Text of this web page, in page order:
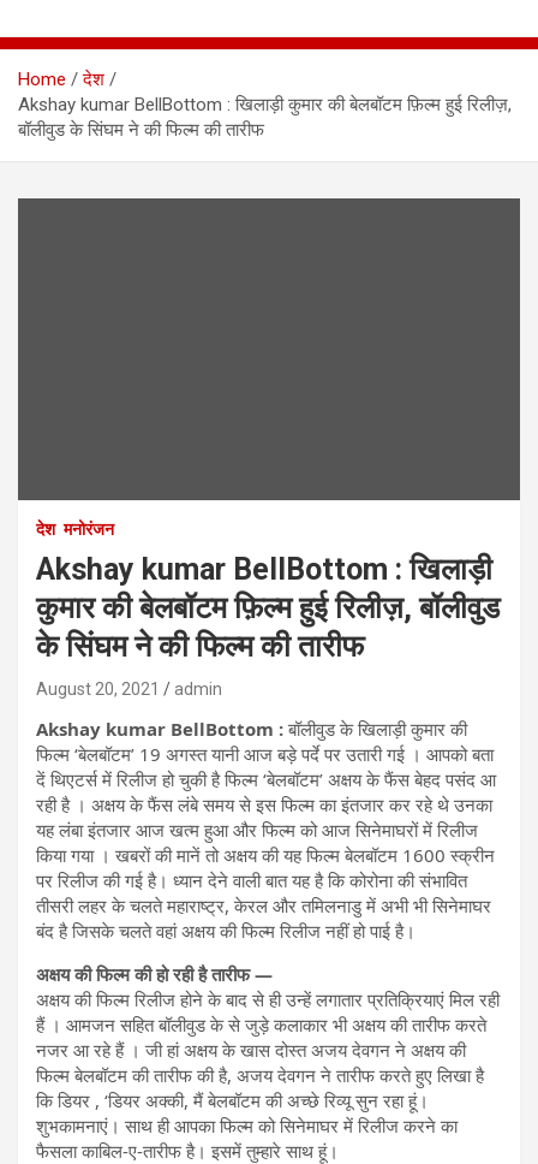
Home
देश
Akshay kumar BellBottom : खिलाड़ी कुमार की बेलबॉटम फ़िल्म हुई रिलीज़,
बॉलीवुड के सिंघम ने की फिल्म की तारीफ
देश मनोरंजन
Akshay kumar BellBottom : खिलाड़ी
कुमार की बेलबॉटम फ़िल्म हुई रिलीज़, बॉलीवुड
के सिंघम ने की फिल्म की तारीफ
August 20, 2021 admin
Akshay kumar BellBottom :बॉलीवुड के खिलाड़ी कुमार की
फिल्म ‘बेलबॉटम’ 19 अगस्त यानी आज बड़े पर्दे पर उतारी गई । आपको बता
दें थिएटर्स में रिलीज हो चुकी है फिल्म ‘बेलबॉटम’ अक्षय के फैंस बेहद पसंद आ
रही है । अक्षय के फैंस लंबे समय से इस फिल्म का इंतजार कर रहे थे उनका
यह लंबा इंतजार आज खत्म हुआ और फिल्म को आज सिनेमाघरों में रिलीज
किया गया । खबरों की मानें तो अक्षय की यह फिल्म बेलबॉटम 1600 स्क्रीन
पर रिलीज की गई है। ध्यान देने वाली बात यह है कि कोरोना की संभावित
तीसरी लहर के चलते महाराष्ट्र, केरल और तमिलनाडु में अभी भी सिनेमाघर
बंद है जिसके चलते वहां अक्षय की फिल्म रिलीज नहीं हो पाई है।
अक्षय की फिल्म की हो रही है तारीफ —
अक्षय की फिल्म रिलीज होने के बाद से ही उन्हें लगातार प्रतिक्रियाएं मिल रही
हैं । आमजन सहित बॉलीवुड के से जुड़े कलाकार भी अक्षय की तारीफ करते
नजर आ रहे हैं । जी हां अक्षय के खास दोस्त अजय देवगन ने अक्षय की
फिल्म बेलबॉटम की तारीफ की है, अजय देवगन ने तारीफ करते हुए लिखा है
कि डियर , ‘डियर अक्की, मैं बेलबॉटम की अच्छे रिव्यू सुन रहा हूं।
शुभकामनाएं। साथ ही आपका फिल्म को सिनेमाघर में रिलीज करने का
फैसला काबिल-ए-तारीफ है। इसमें तुम्हारे साथ हूं।